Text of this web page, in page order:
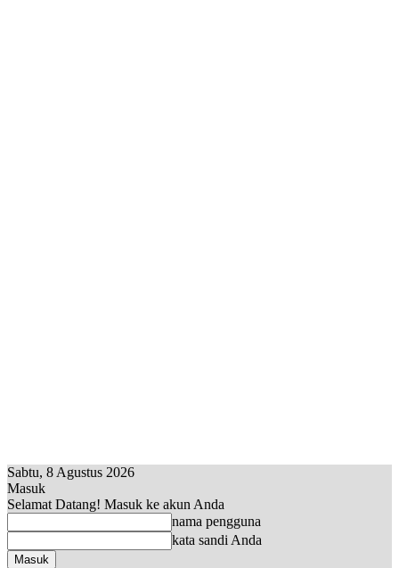
Sabtu, 8 Agustus 2026
Masuk
Selamat Datang! Masuk ke akun Anda
nama pengguna
kata sandi Anda